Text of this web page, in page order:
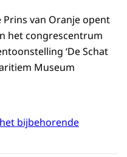
van Oranje opent
het congrescentrum
‘De Schat
Museum
bijbehorende